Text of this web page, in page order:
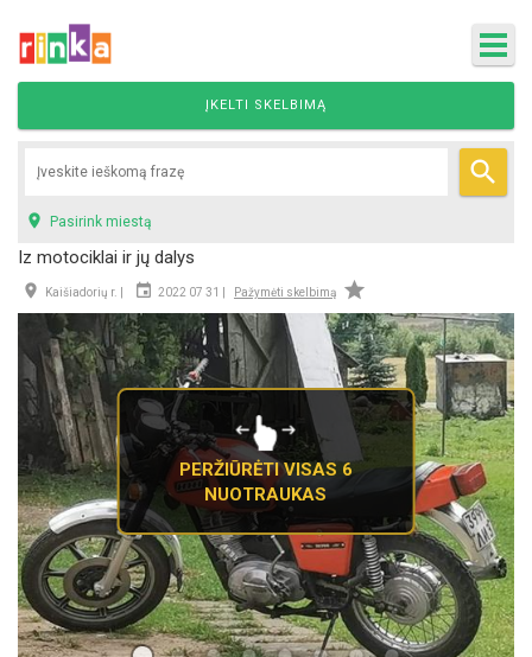
ĮKELTI SKELBIMĄ

 Pasirink miestą
Iz motociklai ir jų dalys
 Kaišiadorių r. | 2022 07 31 | Pažymėti skelbimą 
PERŽIŪRĖTI VISAS 6
NUOTRAUKAS